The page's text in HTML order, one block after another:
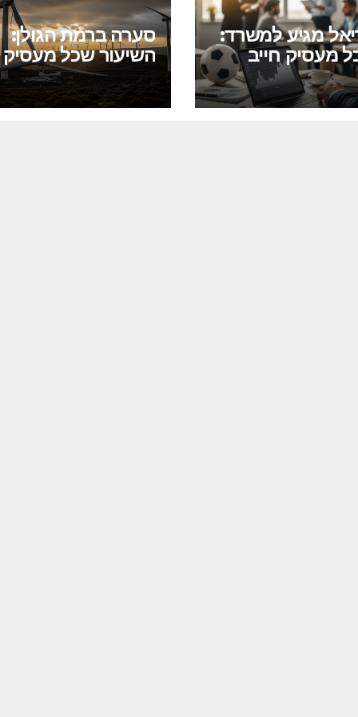
מגיע למשרד:
מעסיק חייב
לשיבושים
סערה ברמת הגולן:
השיעור שכל מעסיק
ללמוד מקריסת
הטורבינות